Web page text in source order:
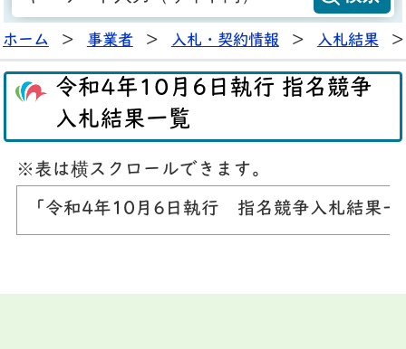
ホーム > 事業者 > 入札・契約情報 > 入札結果 >
令和4年10月6日執行 指名競争
入札結果一覧
※表は横スクロールできます。
「令和4年10月6日執行 指名競争入札結果一